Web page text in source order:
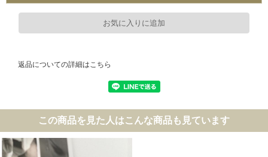
返品についての詳細はこちら
この商品を見た人はこんな商品も見ています